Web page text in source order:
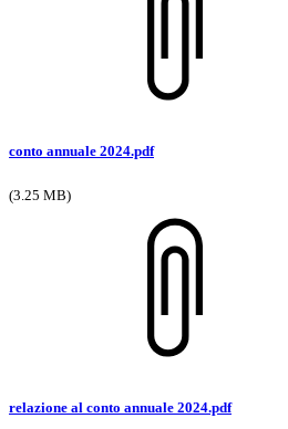
conto annuale 2024.pdf
(3.25 MB)
relazione al conto annuale 2024.pdf